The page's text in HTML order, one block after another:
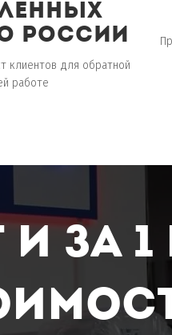
россии
клиентов для обратной
работе
за